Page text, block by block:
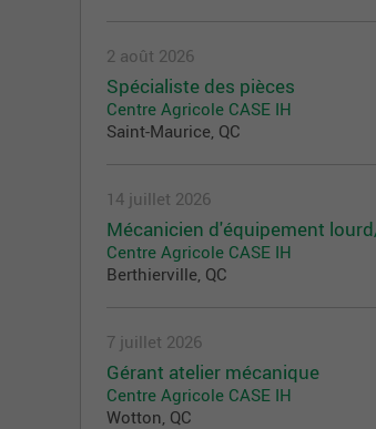
2 août 2026
Spécialiste des pièces
Centre Agricole CASE IH
Saint-Maurice, QC
14 juillet 2026
Mécanicien d'équipement
Centre Agricole CASE IH
Berthierville, QC
7 juillet 2026
Gérant atelier mécanique
Centre Agricole CASE IH
Wotton, QC